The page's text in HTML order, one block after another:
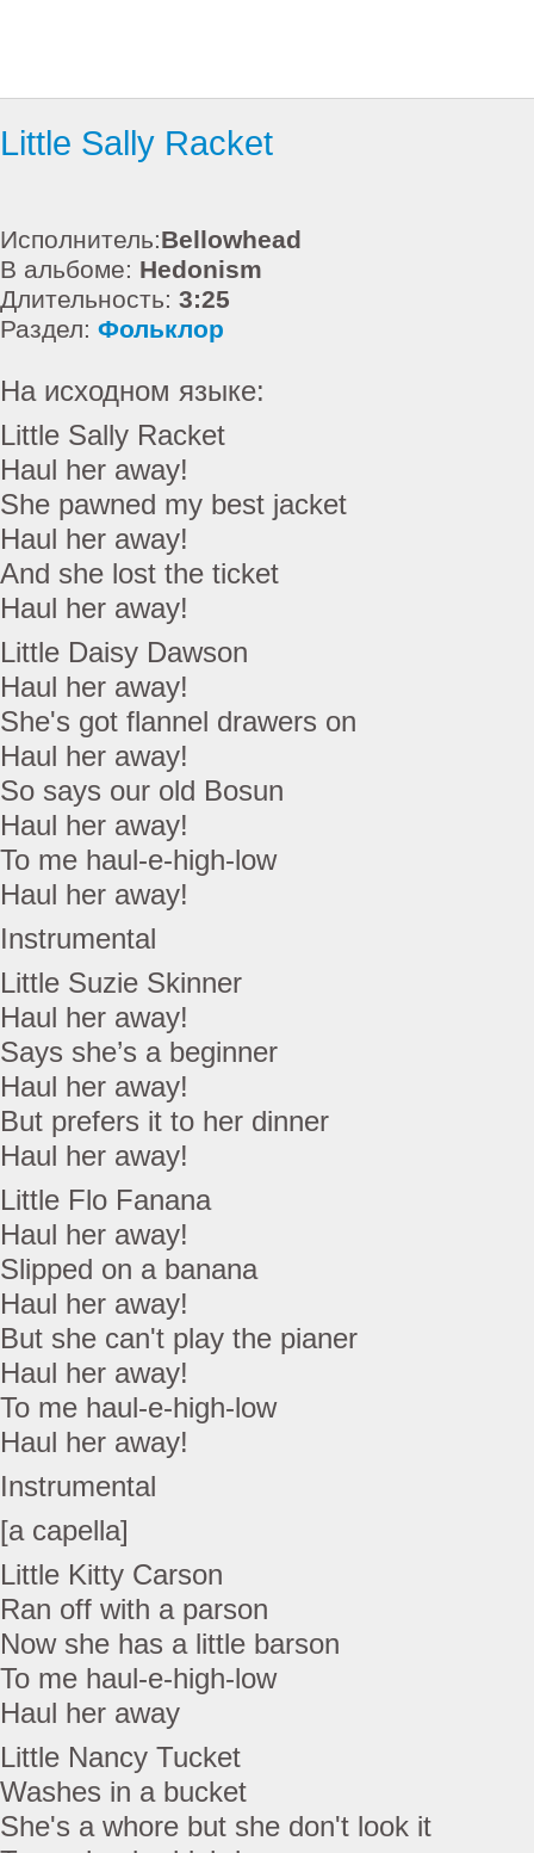
Little Sally Racket
Исполнитель:Bellowhead
В альбоме: Hedonism
Длительность: 3:25
Раздел: Фольклор
На исходном языке:
Little Sally Racket
Haul her away!
She pawned my best jacket
Haul her away!
And she lost the ticket
Haul her away!
Little Daisy Dawson
Haul her away!
She's got flannel drawers on
Haul her away!
So says our old Bosun
Haul her away!
To me haul-e-high-low
Haul her away!
Instrumental
Little Suzie Skinner
Haul her away!
Says she’s a beginner
Haul her away!
But prefers it to her dinner
Haul her away!
Little Flo Fanana
Haul her away!
Slipped on a banana
Haul her away!
But she can't play the pianer
Haul her away!
To me haul-e-high-low
Haul her away!
Instrumental
[a capella]
Little Kitty Carson
Ran off with a parson
Now she has a little barson
To me haul-e-high-low
Haul her away
Little Nancy Tucket
Washes in a bucket
She's a whore but she don't look it